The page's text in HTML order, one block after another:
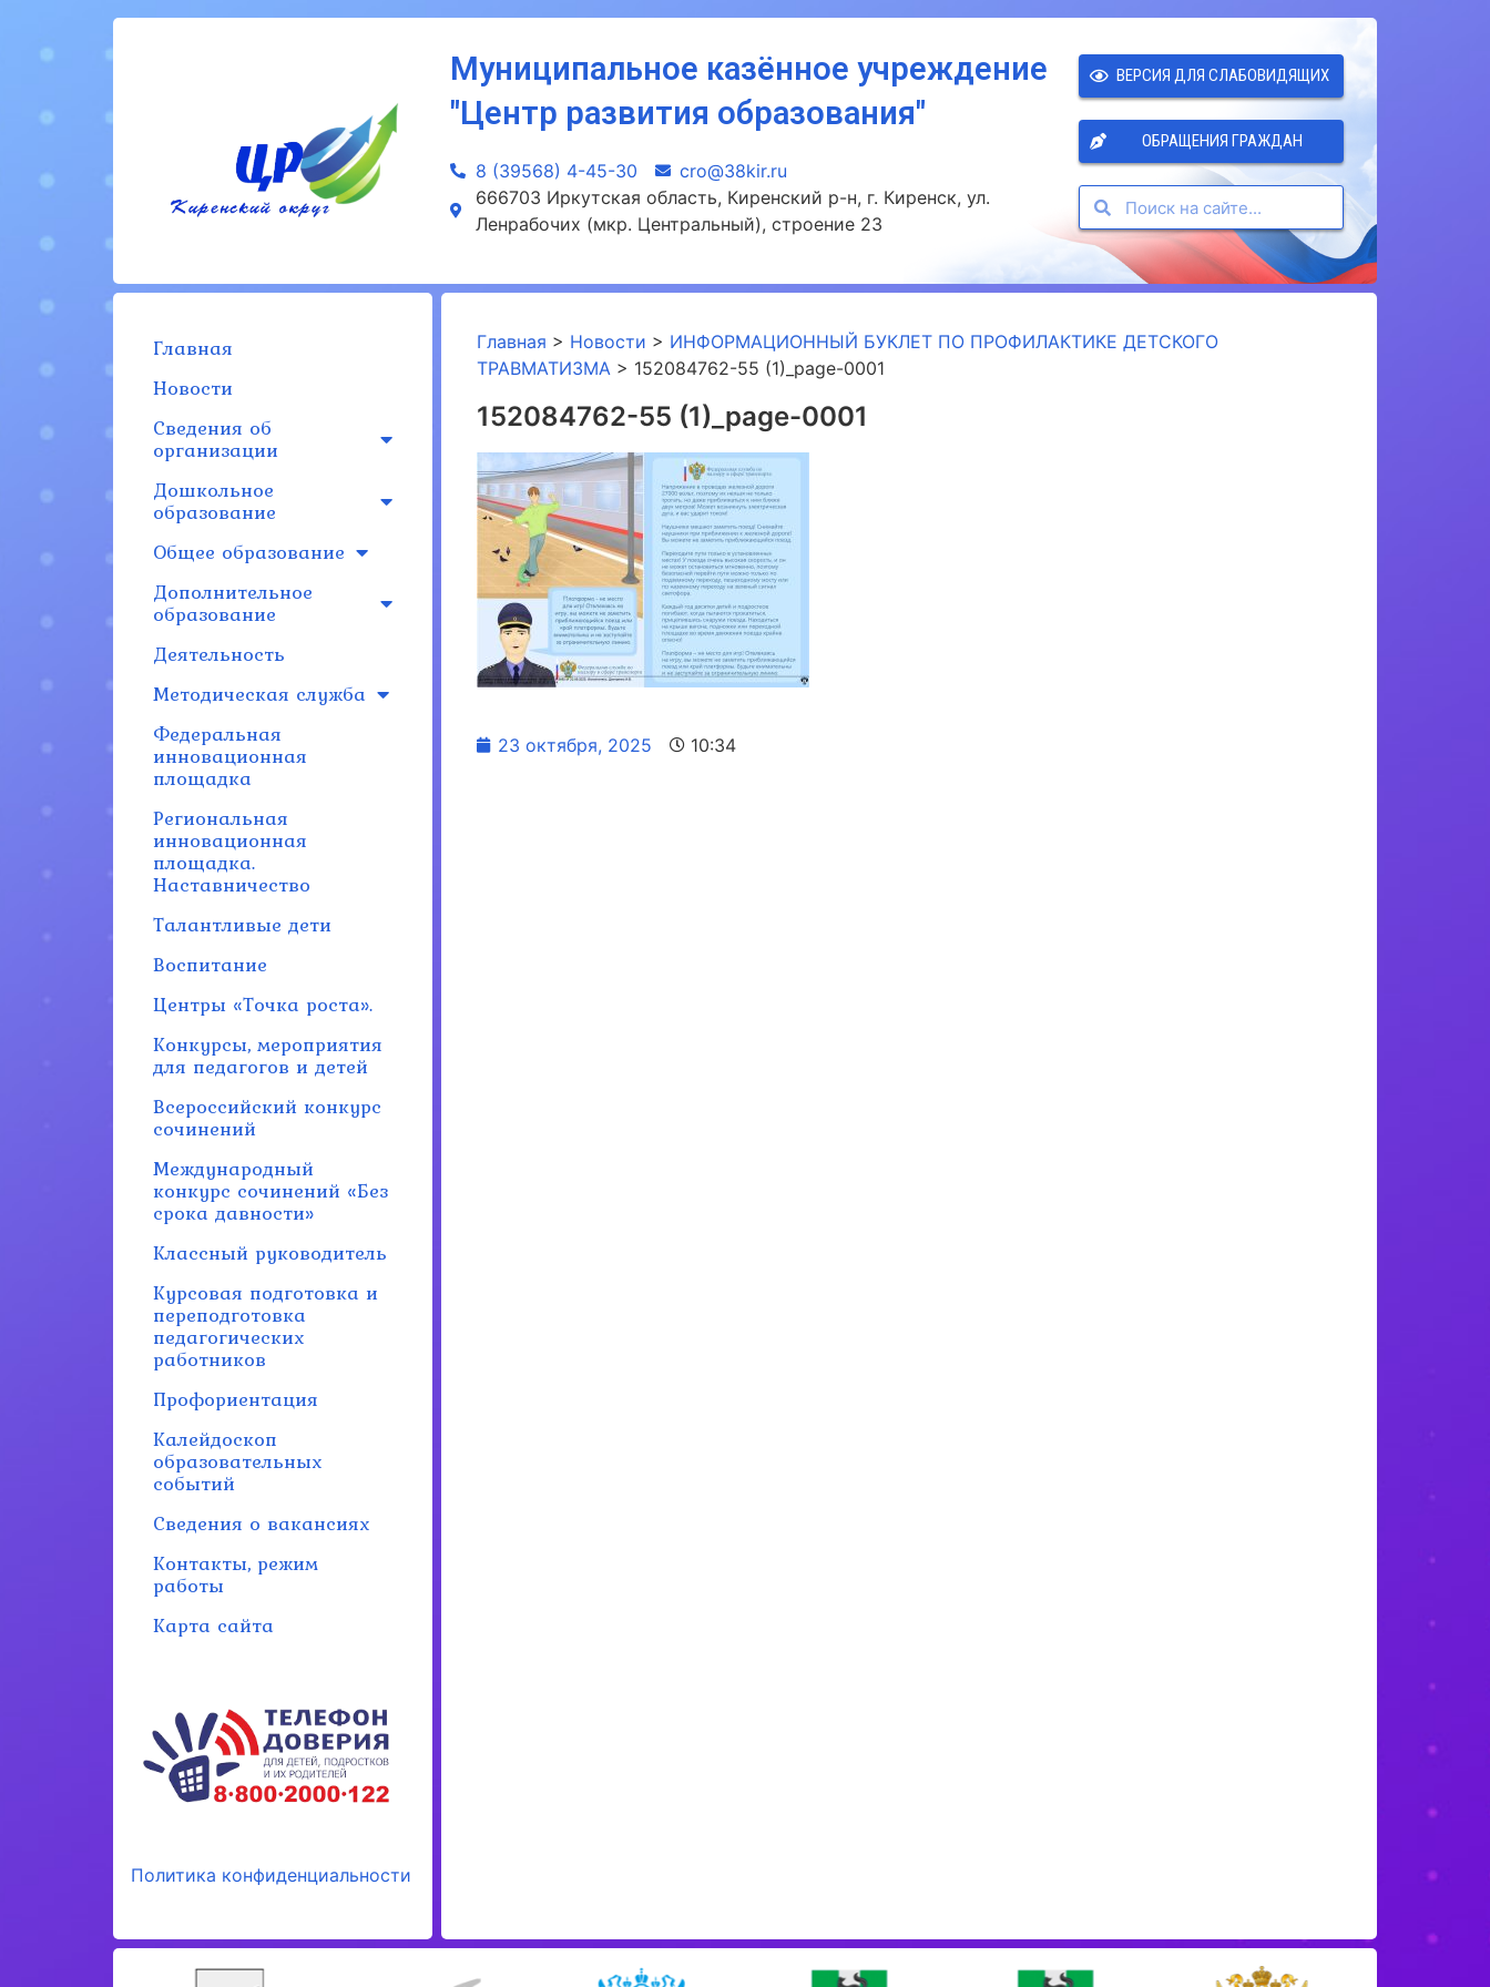
Муниципальное казённое учреждение
"Центр развития образования"
8 (39568) 4-45-30
сro@38kir.ru
666703 Иркутская область, Киренский р-н, г. Киренск, ул.
Ленрабочих (мкр. Центральный), строение 23
ВЕРСИЯ ДЛЯ СЛАБОВИДЯЩИХ
ОБРАЩЕНИЯ ГРАЖДАН
Главная
Новости
Сведения об
организации
Дошкольное
образование
Общее образование
Дополнительное
образование
Деятельность
Методическая служба
Федеральная
инновационная
площадка
Региональная
инновационная
площадка.
Наставничество
Талантливые дети
Воспитание
Центры «Точка роста».
Конкурсы, мероприятия
для педагогов и детей
Всероссийский конкурс
сочинений
Международный
конкурс сочинений «Без
срока давности»
Классный руководитель
Курсовая подготовка и
переподготовка
педагогических
работников
Профориентация
Калейдоскоп
образовательных
событий
Сведения о вакансиях
Контакты, режим
работы
Карта сайта
Политика конфиденциальности
Главная > Новости > ИНФОРМАЦИОННЫЙ БУКЛЕТ ПО ПРОФИЛАКТИКЕ ДЕТСКОГО
ТРАВМАТИЗМА > 152084762-55 (1)_page-0001
152084762-55 (1)_page-0001
23 октября, 2025 10:34